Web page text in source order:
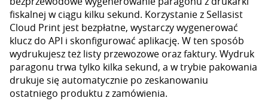
fiskalnej w ciągu kilku sekund. Korzystanie z Sellasist
Cloud Print jest bezpłatne, wystarczy wygenerować
klucz do API i skonfigurować aplikację. W ten sposób
wydrukujesz też listy przewozowe oraz faktury. Wydruk
paragonu trwa tylko kilka sekund, a w trybie pakowania
drukuje się automatycznie po zeskanowaniu
ostatniego produktu z zamówienia.